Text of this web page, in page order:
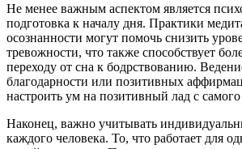
Не менее важным аспектом является
подготовка к началу дня. Практики
осознанности могут помочь снизить
тревожности, что также способствует
переходу от сна к бодрствованию.
благодарности или позитивных
настроить ум на позитивный лад с самого
Наконец, важно учитывать
каждого человека. То, что работает для